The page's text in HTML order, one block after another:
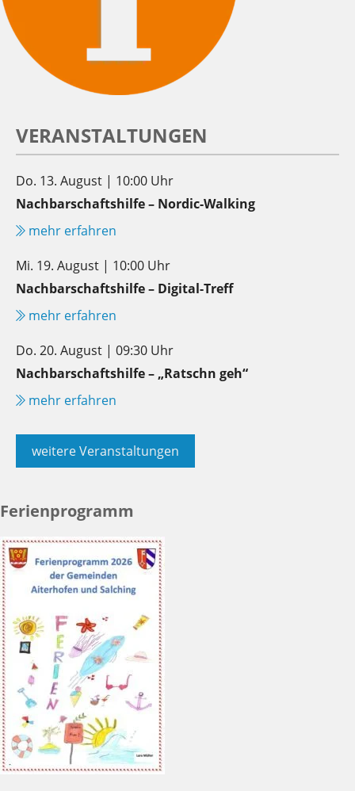
VERANSTALTUNGEN
Do. 13. August | 10:00 Uhr
Nachbarschaftshilfe – Nordic-Walking
mehr erfahren
Mi. 19. August | 10:00 Uhr
Nachbarschaftshilfe – Digital-Treff
mehr erfahren
Do. 20. August | 09:30 Uhr
Nachbarschaftshilfe – „Ratschn geh“
mehr erfahren
weitere Veranstaltungen
Ferienprogramm